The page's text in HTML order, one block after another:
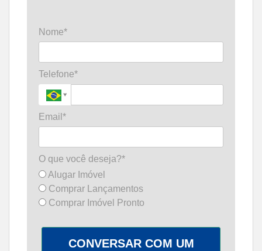
Nome*
Telefone*
Email*
O que você deseja?*
Alugar Imóvel
Comprar Lançamentos
Comprar Imóvel Pronto
CONVERSAR COM UM